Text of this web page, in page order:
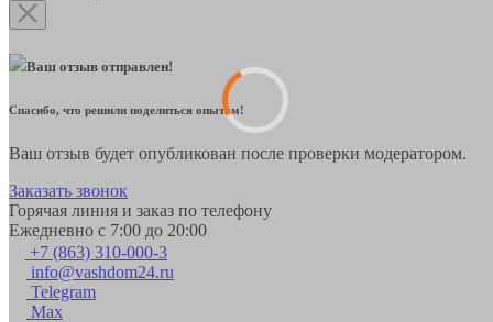
Ваш отзыв отправлен!
Спасибо, что решили поделиться опытом!
Ваш отзыв будет опубликован после проверки модератором.
Заказать звонок
Горячая линия и заказ по телефону
Ежедневно с 7:00 до 20:00
+7 (863) 310-000-3
info@vashdom24.ru
Telegram
Max